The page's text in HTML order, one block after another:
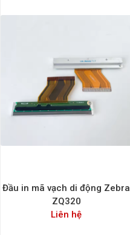
Đầu in mã vạch di động Zebra
ZQ320
Liên hệ